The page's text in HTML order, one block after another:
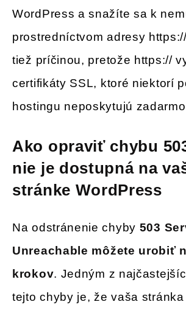
WordPress a snažíte sa k
prostredníctvom adresy
tiež príčinou, pretože https://
certifikáty SSL, ktoré niektorí
hostingu neposkytujú
Ako opraviť chybu
nie je dostupná na
stránke WordPress
Na odstránenie chyby 503
Unreachable môžete urobiť
krokov. Jedným z
tejto chyby je, že vaša